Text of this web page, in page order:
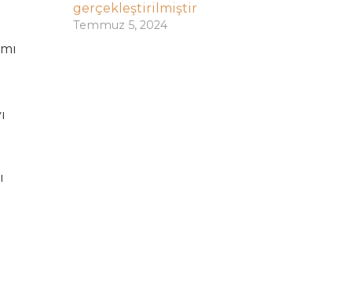
gerçekleştirilmiştir
Temmuz 5, 2024